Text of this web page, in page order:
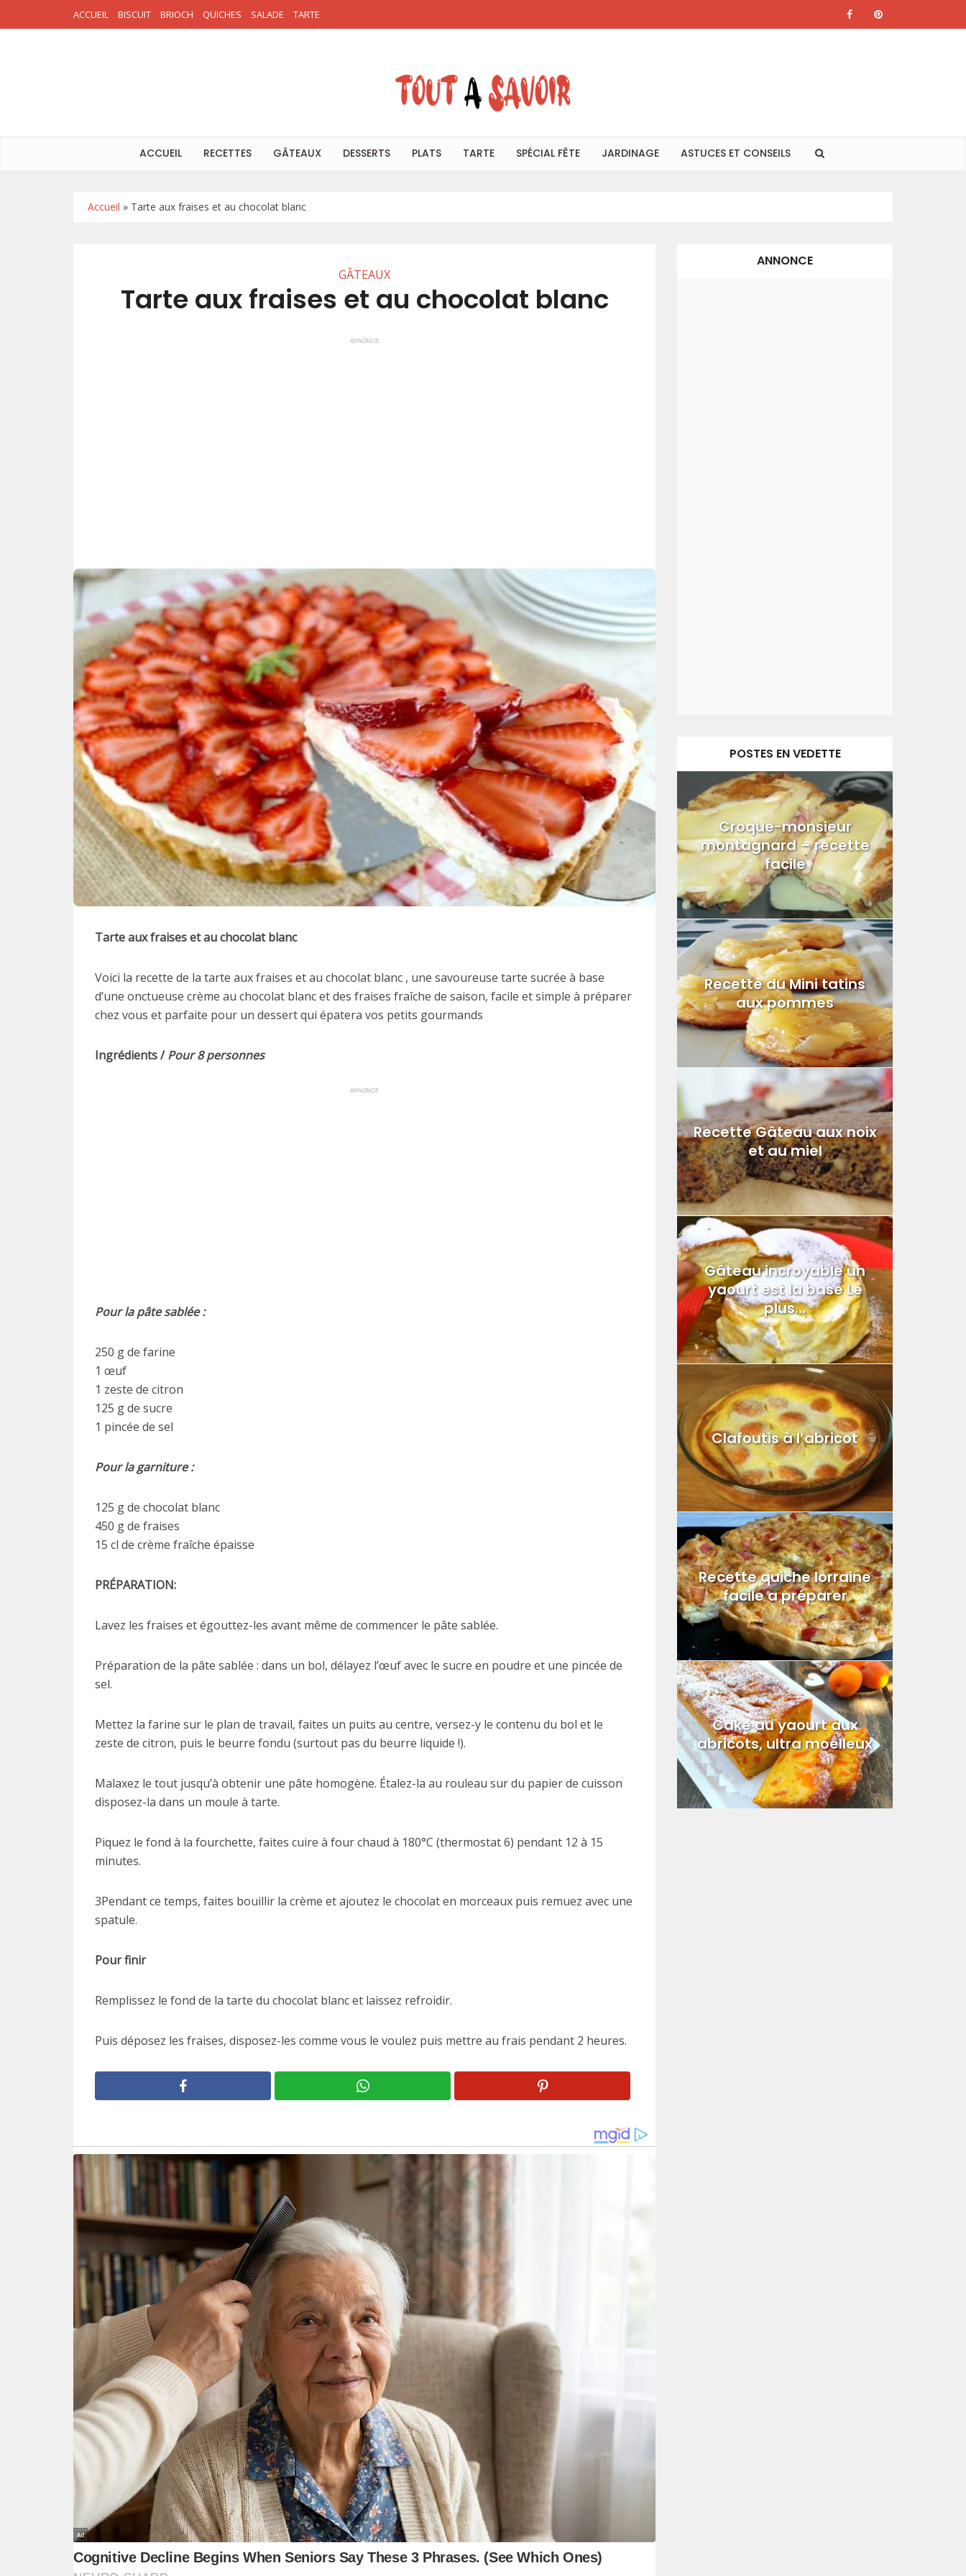
ACCUEIL BISCUIT BRIOCH QUICHES SALADE TARTE
ACCUEIL RECETTES GÂTEAUX DESSERTS PLATS TARTE SPÉCIAL FÊTE JARDINAGE ASTUCES ET CONSEILS
Accueil » Tarte aux fraises et au chocolat blanc
GÂTEAUX
Tarte aux fraises et au chocolat blanc
ANNONCE
Tarte aux fraises et au chocolat blanc
Voici la recette de la tarte aux fraises et au chocolat blanc , une savoureuse tarte sucrée à base
d’une onctueuse crème au chocolat blanc et des fraises fraîche de saison, facile et simple à préparer
chez vous et parfaite pour un dessert qui épatera vos petits gourmands
Ingrédients /Pour 8 personnes
ANNONCE
Pour la pâte sablée :
250 g de farine
1 œuf
1 zeste de citron
125 g de sucre
1 pincée de sel
Pour la garniture :
125 g de chocolat blanc
450 g de fraises
15 cl de crème fraîche épaisse
PRÉPARATION:
Lavez les fraises et égouttez-les avant même de commencer le pâte sablée.
Préparation de la pâte sablée : dans un bol, délayez l’œuf avec le sucre en poudre et une pincée de
sel.
Mettez la farine sur le plan de travail, faites un puits au centre, versez-y le contenu du bol et le
zeste de citron, puis le beurre fondu (surtout pas du beurre liquide !).
Malaxez le tout jusqu’à obtenir une pâte homogène. Étalez-la au rouleau sur du papier de cuisson
disposez-la dans un moule à tarte.
Piquez le fond à la fourchette, faites cuire à four chaud à 180°C (thermostat 6) pendant 12 à 15
minutes.
3Pendant ce temps, faites bouillir la crème et ajoutez le chocolat en morceaux puis remuez avec une
spatule.
Pour finir
Remplissez le fond de la tarte du chocolat blanc et laissez refroidir.
Puis déposez les fraises, disposez-les comme vous le voulez puis mettre au frais pendant 2 heures.
ANNONCE
POSTES EN VEDETTE
Croque-monsieur
montagnard – recette
facile
Recette du Mini tatins
aux pommes
Recette Gâteau aux noix
et au miel
Gâteau incroyable un
yaourt est la base Le
plus...
Clafoutis à l’abricot
Recette quiche lorraine
facile a préparer
Cake au yaourt aux
abricots, ultra moelleux